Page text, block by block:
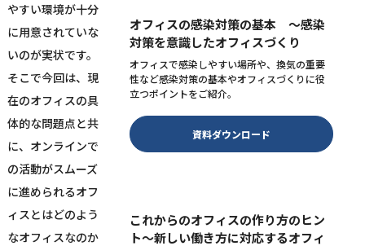
やすい環境が十分
に用意されていな
いのが実状です。
そこで今回は、現
在のオフィスの具
体的な問題点と共
に、オンラインで
の活動がスムーズ
に進められるオフ
ィスとはどのよう
なオフィスなのか
オフィスの感染対策の基本 ～感染
対策を意識したオフィスづくり
オフィスで感染しやすい場所や、換気の重要
性など感染対策の基本やオフィスづくりに役
立つポイントをご紹介。
資料ダウンロード
これからのオフィスの作り方のヒン
ト～新しい働き方に対応するオフィ